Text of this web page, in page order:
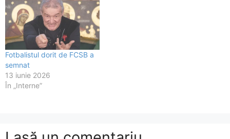
Fotbalistul dorit de FCSB a
semnat
13 iunie 2026
În „Interne”